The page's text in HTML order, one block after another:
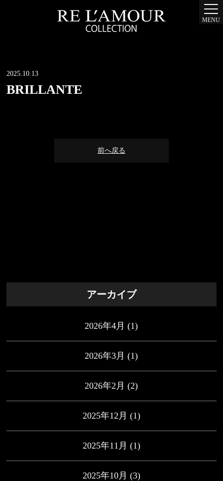
MENU
2025.10.13
BRILLANTE
前へ戻る
アーカイブ
2026年4月 (1)
2026年3月 (1)
2026年2月 (2)
2025年12月 (1)
2025年11月 (1)
2025年10月 (3)